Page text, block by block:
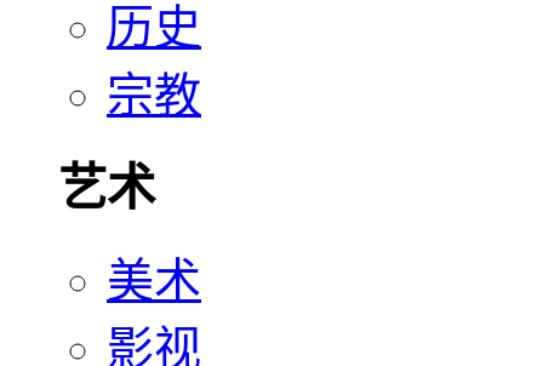
历史
宗教
艺术
美术
影视